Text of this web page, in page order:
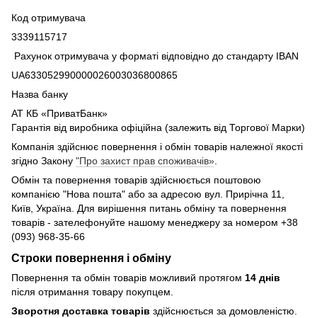
Код отримувача
3339115717
Рахунок отримувача у форматі відповідно до стандарту IBAN
UA633052990000026003036800865
Назва банку
АТ КБ «ПриватБанк»
Гарантія від виробника офіційна (залежить від Торгової Марки)
Компанія здійснює повернення і обмін товарів належної якості
згідно Закону "Про захист прав споживачів»
Обмін та повернення товарів здійснюється поштовою
компанією "Нова пошта" або за адресою вул. Прирічна 11,
Київ, Україна. Для вирішення питань обміну та повернення
товарів - зателефонуйте нашому менеджеру за номером +38
(093) 968-35-66
Строки повернення і обміну
Повернення та обмін товарів можливий протягом 14 днів
після отримання товару покупцем.
Зворотня доставка товарів здійснюється за домовленістю.